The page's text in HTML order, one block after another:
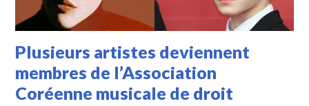
Plusieurs artistes deviennent
membres de l’Association
Coréenne musicale de droit